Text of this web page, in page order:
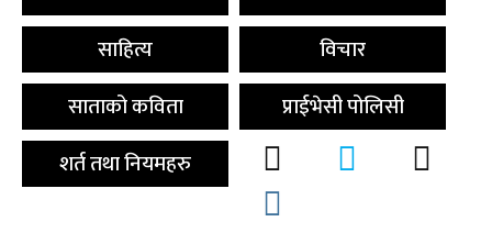
साहित्य
विचार
साताको कविता
प्राईभेसी पोलिसी
शर्त तथा नियमहरु